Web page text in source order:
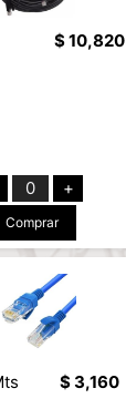
$ 10,820
0 +
Comprar
$ 3,160